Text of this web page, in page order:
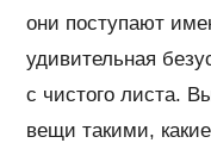
они поступают
удивительная
с чистого листа.
вещи такими,